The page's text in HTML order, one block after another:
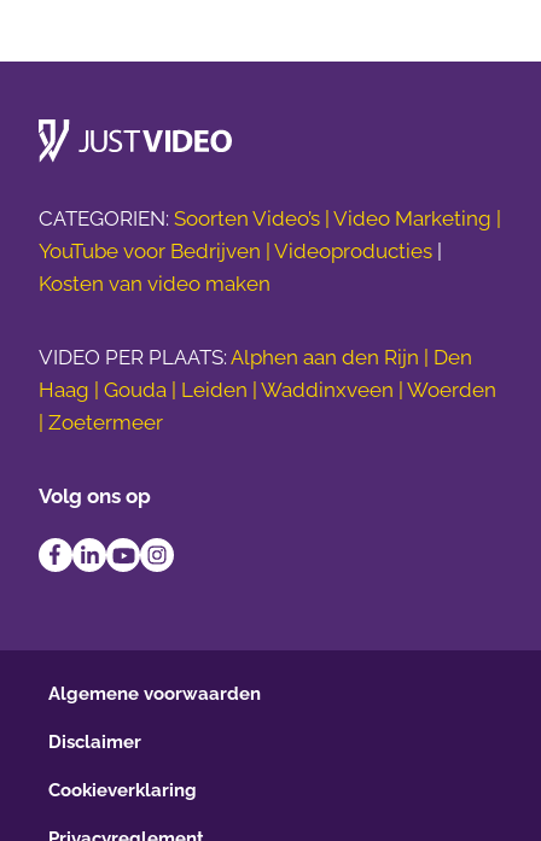
CATEGORIEN: Soorten Video’s | Video Marketing |
YouTube voor Bedrijven | Videoproducties
Kosten van video maken
VIDEO PER PLAATS: Alphen aan den Rijn | Den
Haag | Gouda | Leiden | Waddinxveen | Woerden
| Zoetermeer
Volg ons op
Algemene voorwaarden
Disclaimer
Cookieverklaring